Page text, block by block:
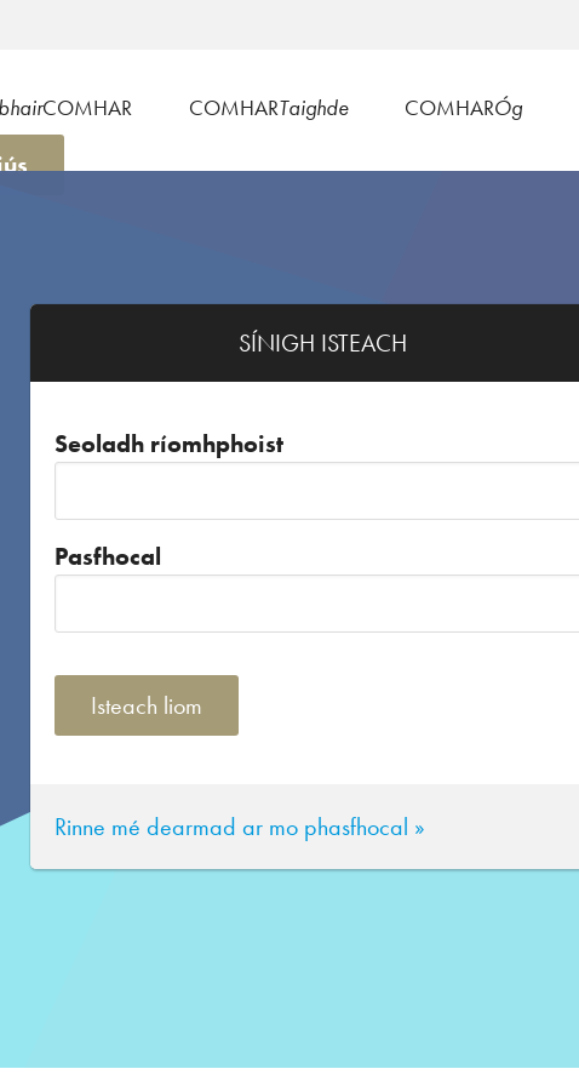
COMHAR COMHARTaighde COMHARÓg
SÍNIGH ISTEACH
Seoladh ríomhphoist
Pasfhocal
Rinne mé dearmad ar mo phasfhocal »